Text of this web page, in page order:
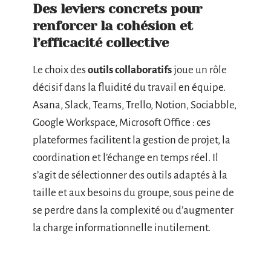
Des leviers concrets pour
renforcer la cohésion et
l’efficacité collective
Le choix desoutils collaboratifsjoue un rôle
décisif dans la fluidité du travail en équipe.
Asana, Slack, Teams, Trello, Notion, Sociabble,
Google Workspace, Microsoft Office : ces
plateformes facilitent la gestion de projet, la
coordination et l’échange en temps réel. Il
s’agit de sélectionner des outils adaptés à la
taille et aux besoins du groupe, sous peine de
se perdre dans la complexité ou d’augmenter
la charge informationnelle inutilement.